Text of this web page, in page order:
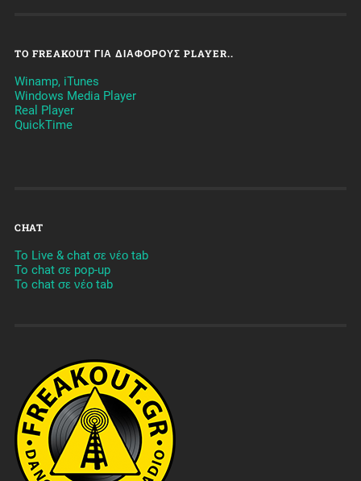
TO FREAKOUT ΓΙΑ ΔΙΆΦΟΡΟΥΣ PLAYER..
Winamp, iTunes
Windows Media Player
Real Player
QuickTime
CHAT
To Live & chat σε νέο tab
To chat σε pop-up
To chat σε νέο tab